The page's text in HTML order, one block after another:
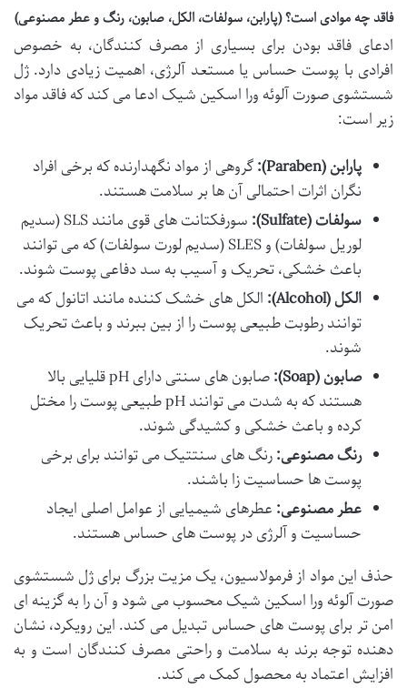
فاقد چه موادی است؟ (پارابن، سولفات، الکل، صابون، رنگ و عطر مصنوعی)
ادعای فاقد بودن برای بسیاری از مصرف کنندگان، به خصوص
افرادی با پوست حساس یا مستعد آلرژی، اهمیت زیادی دارد. ژل
شستشوی صورت آلوئه ورا اسکین شیک ادعا می کند که فاقد مواد
زیر است:
پارابن (Paraben):
گروهی از مواد نگهدارنده که برخی افراد
نگران اثرات احتمالی آن ها بر سلامت هستند.
سولفات (Sulfate):
سورفکتانت های قوی مانند SLS (سدیم
لوریل سولفات) و SLES (سدیم لورت سولفات) که می توانند
باعث خشکی، تحریک و آسیب به سد دفاعی پوست شوند.
الکل (Alcohol):
الکل های خشک کننده مانند اتانول که می
توانند رطوبت طبیعی پوست را از بین ببرند و باعث تحریک
شوند.
صابون (Soap):
صابون های سنتی دارای pH قلیایی بالا
هستند که به شدت می توانند pH طبیعی پوست را مختل
کرده و باعث خشکی و کشیدگی شوند.
رنگ مصنوعی:رنگ های سنتتیک می توانند برای برخی
پوست ها حساسیت زا باشند.
عطر مصنوعی: عطرهای شیمیایی از عوامل اصلی ایجاد
حساسیت و آلرژی در پوست های حساس هستند.
حذف این مواد از فرمولاسیون، یک مزیت بزرگ برای ژل شستشوی
صورت آلوئه ورا اسکین شیک محسوب می شود و آن را به گزینه ای
امن تر برای پوست های حساس تبدیل می کند. این رویکرد، نشان
دهنده توجه برند به سلامت و راحتی مصرف کنندگان است و به
افزایش اعتماد به محصول کمک می کند.